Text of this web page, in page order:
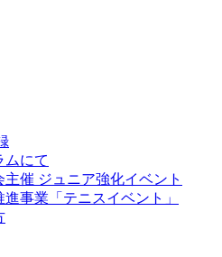
ムにて
催 ジュニア強化イベント
事業「テニスイベント」